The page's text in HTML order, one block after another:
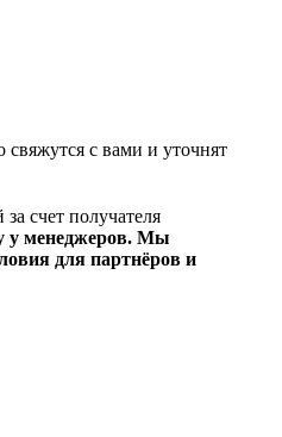
с вами и уточнят
счет получателя
у менеджеров. Мы
для партнёров и